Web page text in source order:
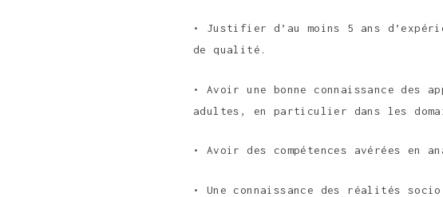
• Justifier d’au moins 5 ans
de qualité.
• Avoir une bonne connaissance des
adultes, en particulier dans les
• Avoir des compétences avérées en
• Une connaissance des réalités